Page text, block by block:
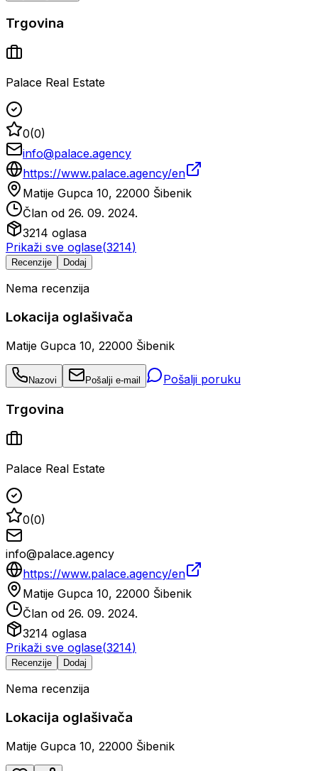
Trgovina
Palace Real Estate
0(0)
info@palace.agency
https://www.palace.agency/en
Matije Gupca 10, 22000 Šibenik
Član od 26. 09. 2024.
3214 oglasa
Prikaži sve oglase(3214)
Recenzije Dodaj
Nema recenzija
Lokacija oglašivača
Matije Gupca 10, 22000 Šibenik
Nazovi Pošalji e-mail Pošalji poruku
Trgovina
Palace Real Estate
0(0)
info@palace.agency
https://www.palace.agency/en
Matije Gupca 10, 22000 Šibenik
Član od 26. 09. 2024.
3214 oglasa
Prikaži sve oglase(3214)
Recenzije Dodaj
Nema recenzija
Lokacija oglašivača
Matije Gupca 10, 22000 Šibenik